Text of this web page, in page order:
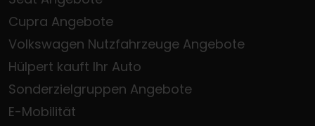
Cupra Angebote
Volkswagen Nutzfahrzeuge Angebote
Hülpert kauft Ihr Auto
Sonderzielgruppen Angebote
E-Mobilität